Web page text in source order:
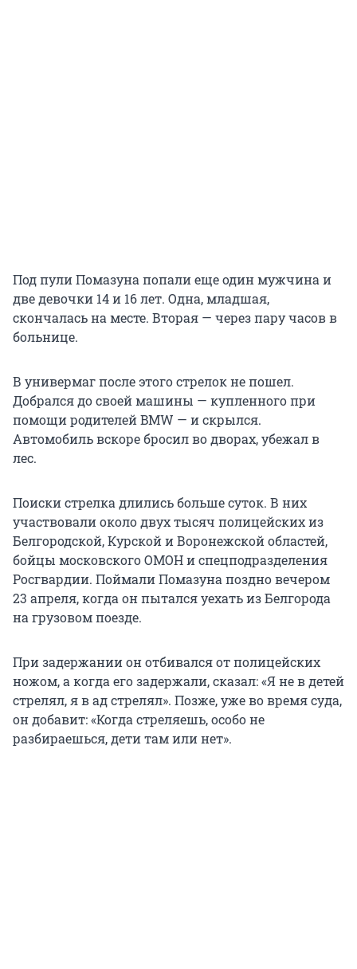
Под пули Помазуна попали еще один мужчина и
две девочки 14 и 16 лет. Одна, младшая,
скончалась на месте. Вторая — через пару часов в
больнице.
В универмаг после этого стрелок не пошел.
Добрался до своей машины — купленного при
помощи родителей BMW — и скрылся.
Автомобиль вскоре бросил во дворах, убежал в
лес.
Поиски стрелка длились больше суток. В них
участвовали около двух тысяч полицейских из
Белгородской, Курской и Воронежской областей,
бойцы московского ОМОН и спецподразделения
Росгвардии. Поймали Помазуна поздно вечером
23 апреля, когда он пытался уехать из Белгорода
на грузовом поезде.
При задержании он отбивался от полицейских
ножом, а когда его задержали, сказал: «Я не в детей
стрелял, я в ад стрелял». Позже, уже во время суда,
он добавит: «Когда стреляешь, особо не
разбираешься, дети там или нет».